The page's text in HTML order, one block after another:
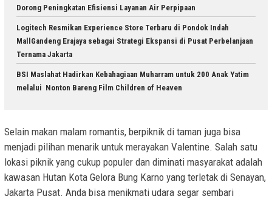
Dorong Peningkatan Efisiensi Layanan Air Perpipaan
Logitech Resmikan Experience Store Terbaru di Pondok Indah
MallGandeng Erajaya sebagai Strategi Ekspansi di Pusat Perbelanjaan
Ternama Jakarta
BSI Maslahat Hadirkan Kebahagiaan Muharram untuk 200 Anak Yatim
melalui Nonton Bareng Film Children of Heaven
Selain makan malam romantis, berpiknik di taman juga bisa
menjadi pilihan menarik untuk merayakan Valentine. Salah satu
lokasi piknik yang cukup populer dan diminati masyarakat adalah
kawasan Hutan Kota Gelora Bung Karno yang terletak di Senayan,
Jakarta Pusat. Anda bisa menikmati udara segar sembari